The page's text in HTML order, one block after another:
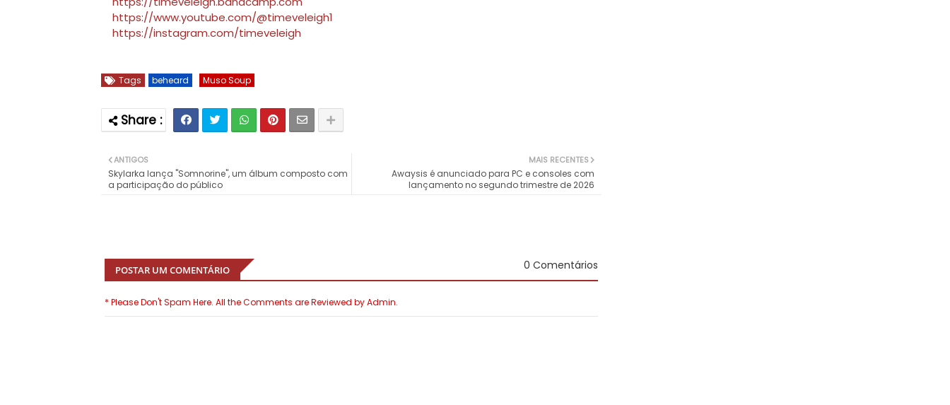
https://www.youtube.com/@timeveleigh1
https://instagram.com/timeveleigh
Tags beheard Muso Soup
MAIS RECENTES
Awaysis é anunciado para PC e consoles com
lançamento no segundo trimestre de 2026
ANTIGOS
Skylarka lança "Somnorine", um álbum composto com
a participação do público
POSTAR UM COMENTÁRIO 0 Comentários
* Please Don't Spam Here. All the Comments are Reviewed by Admin.